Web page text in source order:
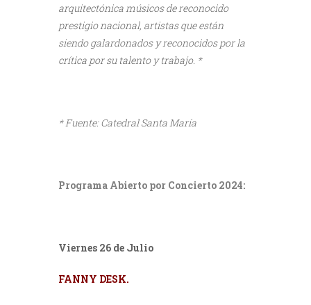
arquitectónica músicos de reconocido
prestigio nacional, artistas que están
siendo galardonados y reconocidos por la
crítica por su talento y trabajo. *
* Fuente: Catedral Santa María
Programa Abierto por Concierto 2024:
Viernes 26 de Julio
FANNY DESK.